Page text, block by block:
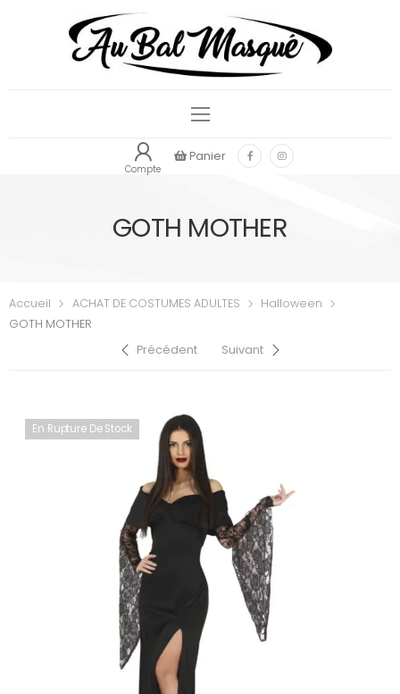
Compte
Panier
GOTH MOTHER
Accueil ACHAT DE COSTUMES ADULTES
Halloween
GOTH MOTHER
Précédent
Suivant
En Rupture De Stock